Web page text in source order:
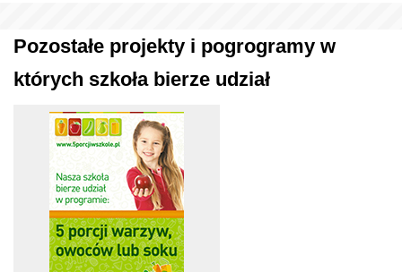
Pozostałe projekty i pogrogramy w
których szkoła bierze udział